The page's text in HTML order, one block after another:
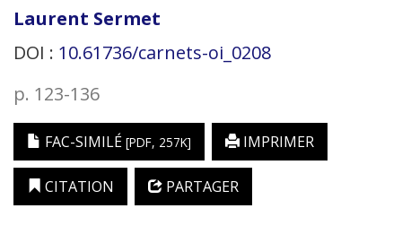
Laurent Sermet
DOI : 10.61736/carnets-oi_0208
p. 123-136
FAC-SIMILÉ [PDF, 257K] IMPRIMER
CITATION PARTAGER